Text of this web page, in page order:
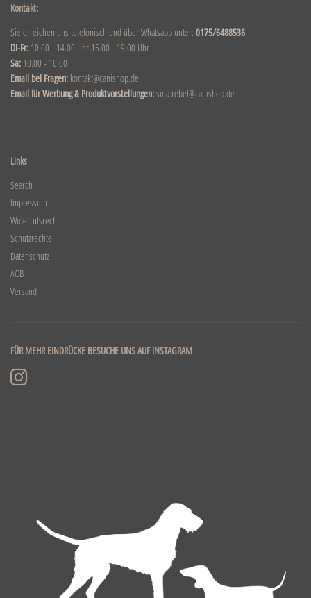
Kontakt:
Sie erreichen uns telefonisch und über Whatsapp unter: 0175/6488536
DI-Fr: 10.00 - 14.00 Uhr 15.00 - 19.00 Uhr
Sa: 10.00 - 16.00
Email bei Fragen: kontakt@canishop.de
Email für Werbung & Produktvorstellungen:sina.rebel@canishop.de
Links
Search
Impressum
Widerrufsrecht
Schutzrechte
Datenschutz
AGB
Versand
FÜR MEHR EINDRÜCKE BESUCHE UNS AUF INSTAGRAM